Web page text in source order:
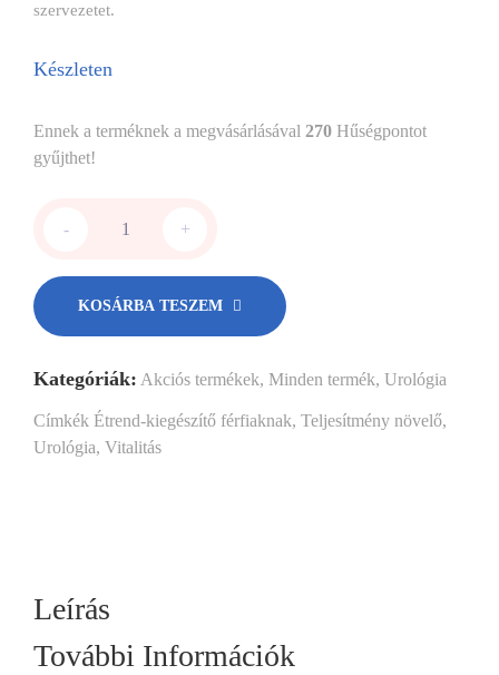
szervezetet.
Készleten
Ennek a terméknek a megvásárlásával 270 Hűségpontot
gyűjthet!
- +
KOSÁRBA TESZEM
Kategóriák: Akciós termékek, Minden termék, Urológia
Címkék Étrend-kiegészítő férfiaknak, Teljesítmény növelő,
Urológia, Vitalitás
Leírás
További Információk